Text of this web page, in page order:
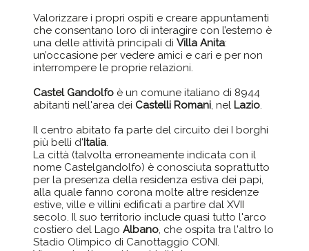
Valorizzare i propri ospiti e creare appuntamenti
che consentano loro di interagire con l’esterno è
una delle attività principali diVilla Anita:
un’occasione per vedere amici e cari e per non
interrompere le proprie relazioni.
Castel Gandolfo è un comune italiano di 8944
abitanti nell'area dei Castelli Romani, nel Lazio.
Il centro abitato fa parte del circuito dei I borghi
più belli d'Italia.
La città (talvolta erroneamente indicata con il
nome Castelgandolfo) è conosciuta soprattutto
per la presenza della residenza estiva dei papi,
alla quale fanno corona molte altre residenze
estive, ville e villini edificati a partire dal XVII
secolo. Il suo territorio include quasi tutto l'arco
costiero del LagoAlbano, che ospita tra l'altro lo
Stadio Olimpico di Canottaggio CONI.